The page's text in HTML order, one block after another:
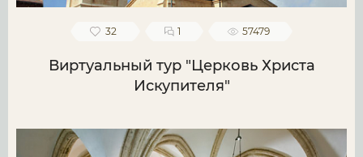
32 1 57479
Виртуальный тур "Церковь Христа
Искупителя"